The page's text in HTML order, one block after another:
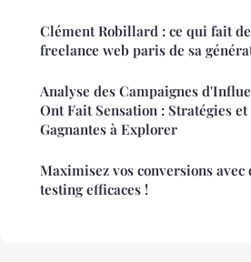
Clément Robillard : ce qui fait
freelance web paris de sa
Analyse des Campaignes
Ont Fait Sensation : Stratégies
Gagnantes à Explorer
Maximisez vos conversions avec
testing efficaces !